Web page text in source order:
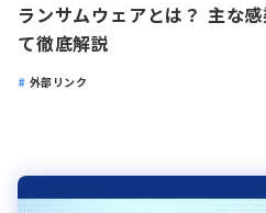
ランサムウェアとは？ 主な
て徹底解説
外部リンク